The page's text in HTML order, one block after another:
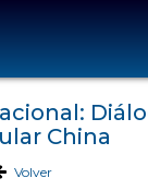
China
Volver